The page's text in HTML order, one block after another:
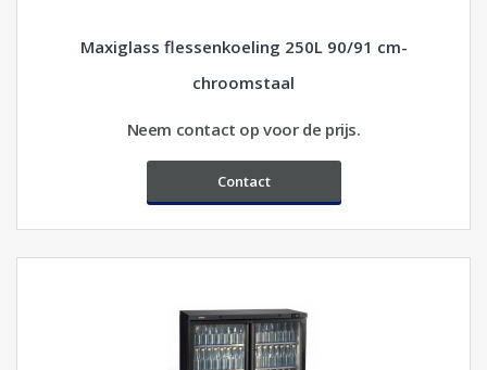
Maxiglass flessenkoeling 250L 90/91 cm-
chroomstaal
Neem contact op voor de prijs.
Contact